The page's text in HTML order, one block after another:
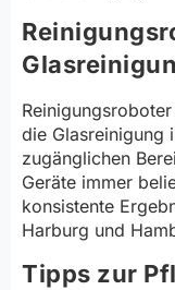
die Glasreinigung
zugänglichen
Geräte immer
konsistente
Harburg und
Tipps zur